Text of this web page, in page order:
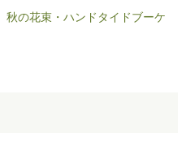
秋の花束・ハンドタイドブーケ